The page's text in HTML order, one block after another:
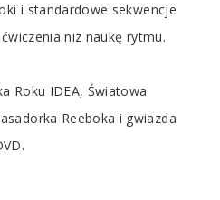
i standardowe sekwencje
niz naukę rytmu.
Roku IDEA, Światowa
Reeboka i gwiazda